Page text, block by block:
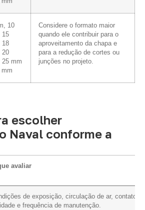
10
15
18
20
25 mm
mm
Considere o formato maior
quando ele contribuir para o
aproveitamento da chapa e
para a redução de cortes ou
junções no projeto.
escolher
Naval conforme a
avaliar
de exposição, circulação de ar, contato
e frequência de manutenção.